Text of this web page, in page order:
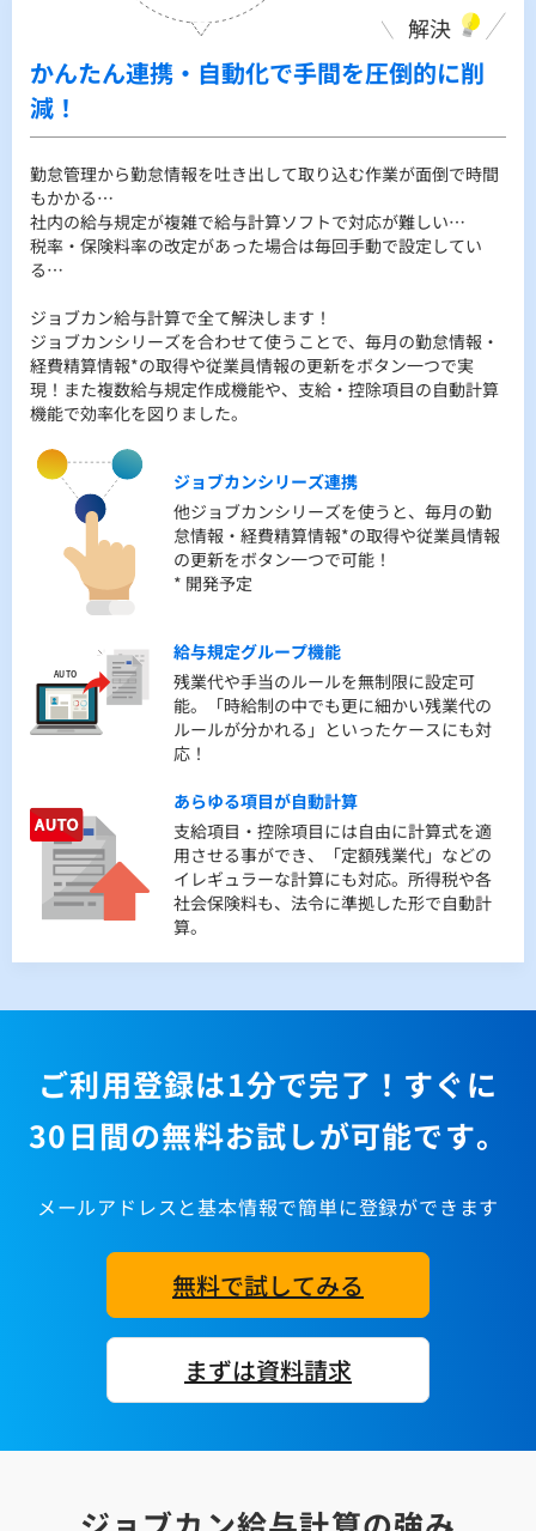
解決
かんたん連携・自動化で手間を圧倒的に削
減！
勤怠管理から勤怠情報を吐き出して取り込む作業が面倒で時間
もかかる…
社内の給与規定が複雑で給与計算ソフトで対応が難しい…
税率・保険料率の改定があった場合は毎回手動で設定してい
る…
ジョブカン給与計算で全て解決します！
ジョブカンシリーズを合わせて使うことで、毎月の勤怠情報・
経費精算情報*の取得や従業員情報の更新をボタン一つで実
現！また複数給与規定作成機能や、支給・控除項目の自動計算
機能で効率化を図りました。
ジョブカンシリーズ連携
他ジョブカンシリーズを使うと、毎月の勤
怠情報・経費精算情報*の取得や従業員情報
の更新をボタン一つで可能！
* 開発予定
給与規定グループ機能
残業代や手当のルールを無制限に設定可
能。「時給制の中でも更に細かい残業代の
ルールが分かれる」といったケースにも対
応！
あらゆる項目が自動計算
支給項目・控除項目には自由に計算式を適
用させる事ができ、「定額残業代」などの
イレギュラーな計算にも対応。所得税や各
社会保険料も、法令に準拠した形で自動計
算。
解決
Web上で自分の明細や源泉徴収票を確認で
きます！
明細を紙で配布しているが、印刷や配布の手間・コストがかか
る...
使っている給与計算ソフトでは源泉徴収票をWebで配布できな
い...
クラウドシステムなので、従業員はいつでもどこでもスマホか
らだって自分の明細を確認可能です！明細だけでなく源泉徴収
票にも対応。WEB上で配布ができます。
Web明細機能
スマホからでも確認できます。
明細公開日時指定
明細の公開日時をあらかじめ設定できま
す。公開をメールで通知出来るため、従業
Web源泉徴収票機能
明細だけでなく、源泉徴収票も従業員に
Web上で配布可能。
退職者に渡す源泉徴収票にも対応。
解決
Todoリスト化でタスクをわかりやすくご案
内！
途中入社や途中退社のイレギュラー対応が大変…
複数のシステムを使っていて毎月の従業員情報の更新が大変…
来月の給与から必要な情報の更新を忘れないようにしない
と……
ToDoリストでタスクと期限を一目で把握。従業員ごとに自由に
メモを貼れる機能にリマインド機能も搭載。途中入社・退職者
のイレギュラーな処理もアシスト機能でヌケモレを防止しま
す！
状況に応じたタスクと期限が分かります。
「月額変更届」の対象者がいた場合や「住
民税の更新」など、自動で管理者にお知ら
せできます。
タスク忘れ防止に従業員ごとに自由にメモ
を貼り付け可能！指定した時刻にリマイン
ド設定もできます。
途中入社・退職者の
表示アシスト機能
日割り計算などイレギュラーな計算が多い
途中入社・退職者は、自動でマークが表示
されます。
ご利用登録は1分で完了！すぐに
30日間の無料お試しが可能です。
メールアドレスと基本情報で簡単に登録ができます
無料で試してみる
まずは資料請求